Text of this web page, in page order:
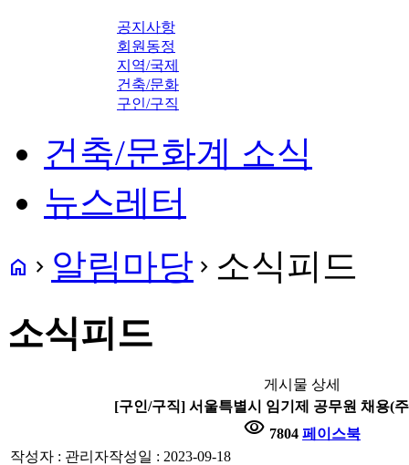
공지사항
회원동정
지역/국제
건축/문화
구인/구직
건축/문화계 소식
뉴스레터
home navigate_next 알림마당 navigate_next 소식피드
소식피드
게시물 상세
[구인/구직] 서울특별시 임기제 공무원 채용(
visibility 7804 페이스북
작성자 : 관리자작성일 : 2023-09-18